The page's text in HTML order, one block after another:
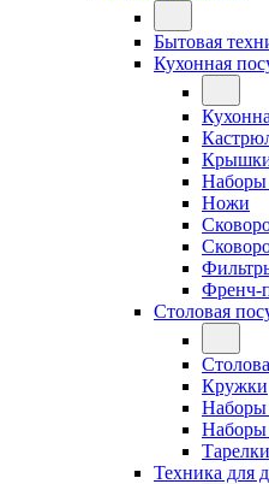
Бытовая
Кухонная
Наборы
Ножи
Френч-
Столовая
Кружки
Наборы
Наборы
Тарелки
Техника для